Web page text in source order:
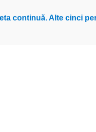
continuă. Alte cinci